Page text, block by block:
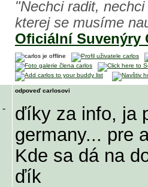
"Nechci radit,
kterej se musíme
Oficiální Suvenýry
odpoveď carlosovi
ďíky za info, ja
germany... pre
Kde sa dá na
ďík